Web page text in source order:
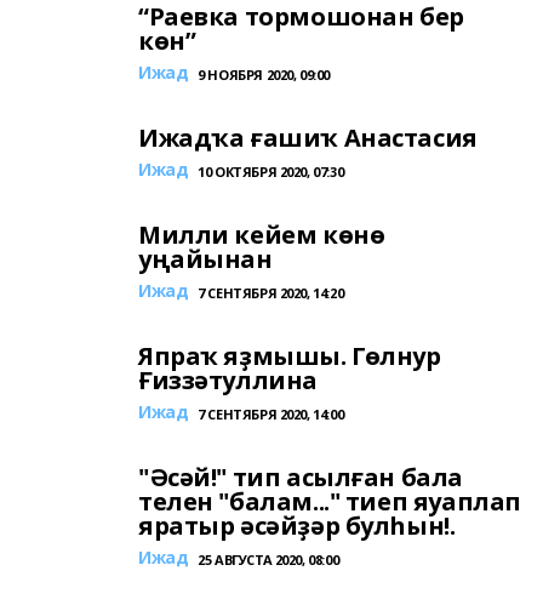
“Раевка тормошонан бер
көн”
Ижад 9 НОЯБРЯ 2020, 09:00
Ижадҡа ғашиҡ Анастасия
Ижад 10 ОКТЯБРЯ 2020, 07:30
Милли кейем көнө
уңайынан
Ижад 7 СЕНТЯБРЯ 2020, 14:20
Япраҡ яҙмышы. Гөлнур
Ғиззәтуллина
Ижад 7 СЕНТЯБРЯ 2020, 14:00
"Әсәй!" тип асылған бала
телен "балам..." тиеп яуаплап
яратыр әсәйҙәр булһын!.
Ижад 25 АВГУСТА 2020, 08:00